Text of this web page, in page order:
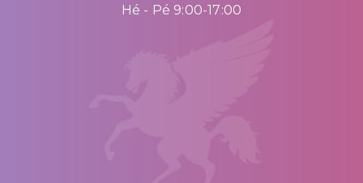
Hé - Pé 9:00-17:00